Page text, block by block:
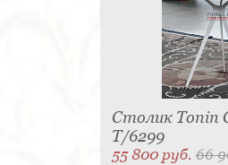
Столик Tonin
T/6299
55 800 руб.66